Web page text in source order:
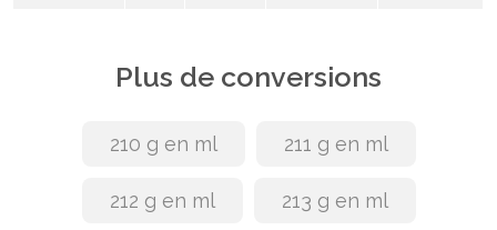
Plus de conversions
210 g en ml 211 g en ml
212 g en ml 213 g en ml